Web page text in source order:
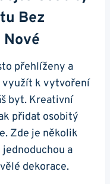
Bez
přehlíženy a
využít k vytvoření
byt. Kreativní
​přidat osobitý
Zde je několik
a
dekorace.